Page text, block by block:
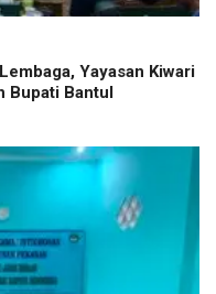
Yayasan Kiwari
Bupati Bantul